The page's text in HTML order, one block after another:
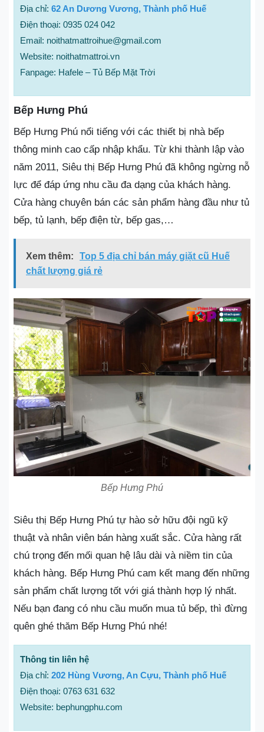
Địa chỉ: 62 An Dương Vương, Thành phố Huế
Điện thoại: 0935 024 042
Email: noithatmattroihue@gmail.com
Website: noithatmattroi.vn
Fanpage: Hafele – Tủ Bếp Mặt Trời
Bếp Hưng Phú
Bếp Hưng Phú nổi tiếng với các thiết bị nhà bếp
thông minh cao cấp nhập khẩu. Từ khi thành lập vào
năm 2011, Siêu thị Bếp Hưng Phú đã không ngừng nỗ
lực để đáp ứng nhu cầu đa dạng của khách hàng.
Cửa hàng chuyên bán các sản phẩm hàng đầu như tủ
bếp, tủ lạnh, bếp điện từ, bếp gas,…
Xem thêm:
Top 5 địa chỉ bán máy giặt cũ Huế
chất lượng giá rẻ
Bếp Hưng Phú
Siêu thị Bếp Hưng Phú tự hào sở hữu đội ngũ kỹ
thuật và nhân viên bán hàng xuất sắc. Cửa hàng rất
chú trọng đến mối quan hệ lâu dài và niềm tin của
khách hàng. Bếp Hưng Phú cam kết mang đến những
sản phẩm chất lượng tốt với giá thành hợp lý nhất.
Nếu bạn đang có nhu cầu muốn mua tủ bếp, thì đừng
quên ghé thăm Bếp Hưng Phú nhé!
Thông tin liên hệ
Địa chỉ: 202 Hùng Vương, An Cựu, Thành phố Huế
Điện thoại: 0763 631 632
Website: bephungphu.com